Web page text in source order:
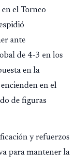
el Torneo
ante
de 4-3 en los
en la
en el
de figuras
y refuerzos
para mantener la